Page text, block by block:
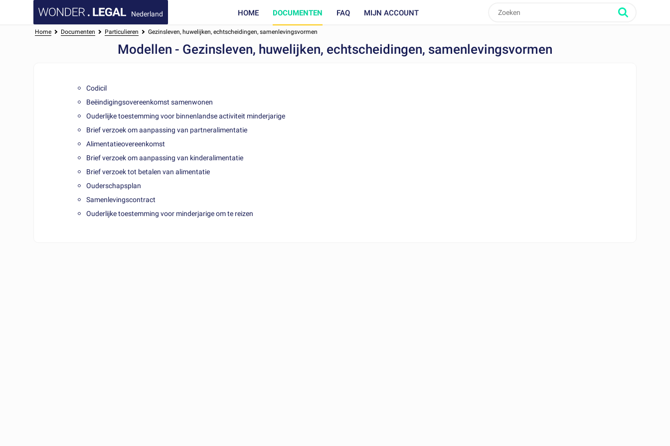
Nederland HOME DOCUMENTEN FAQ MIJN ACCOUNT
Home Documenten Particulieren Gezinsleven, huwelijken, echtscheidingen, samenlevingsvormen
Modellen - Gezinsleven, huwelijken, echtscheidingen, samenlevingsvormen
Codicil
Beëindigingsovereenkomst samenwonen
Ouderlijke toestemming voor binnenlandse activiteit minderjarige
Brief verzoek om aanpassing van partneralimentatie
Alimentatieovereenkomst
Brief verzoek om aanpassing van kinderalimentatie
Brief verzoek tot betalen van alimentatie
Ouderschapsplan
Samenlevingscontract
Ouderlijke toestemming voor minderjarige om te reizen